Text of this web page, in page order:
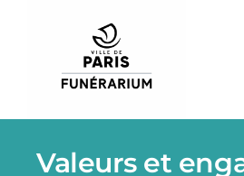
Nos services
Valeurs et